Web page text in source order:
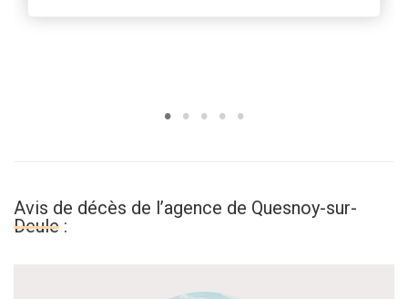
Avis de décès de l’agence de Quesnoy-sur-
Deule :